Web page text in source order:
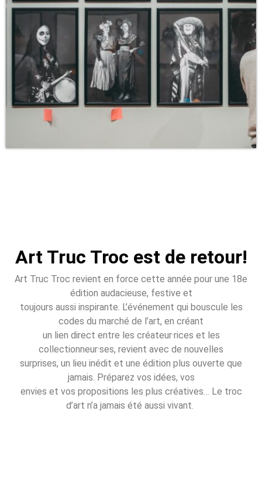
Art Truc Troc est de retour!
Art Truc Troc revient en force cette année pour une 18e
édition audacieuse, festive et
toujours aussi inspirante. L’événement qui bouscule les
codes du marché de l’art, en créant
un lien direct entre les créateur·rices et les
collectionneur·ses, revient avec de nouvelles
surprises, un lieu inédit et une édition plus ouverte que
jamais. Préparez vos idées, vos
envies et vos propositions les plus créatives… Le troc
d’art n’a jamais été aussi vivant.